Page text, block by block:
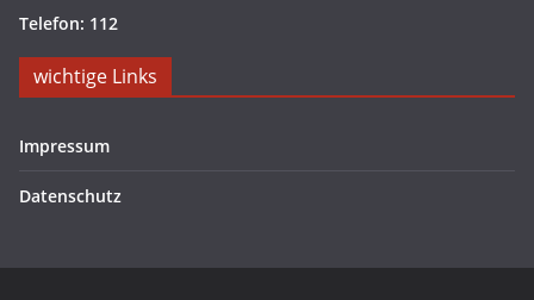
Telefon: 112
wichtige Links
Impressum
Datenschutz